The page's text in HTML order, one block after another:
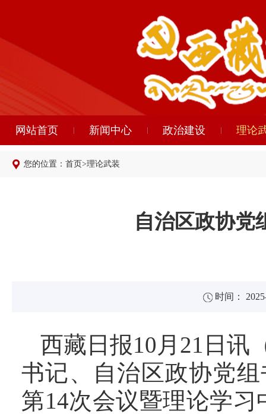
网站首页 新闻中心 政治建设 理论
您的位置： 首页>理论武装
自治区政协党
时间：
西藏日报10月21日讯
书记、自治区政协党
第14次会议暨理论学